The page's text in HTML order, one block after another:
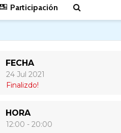
Participación
FECHA
24 Jul 2021
Finalizdo!
HORA
12:00 - 20:00